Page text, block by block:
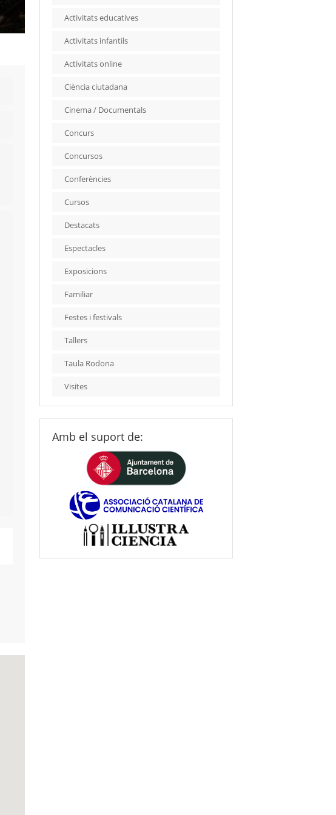
Activitats educatives
Activitats infantils
Activitats online
Ciència ciutadana
Cinema / Documentals
Concurs
Concursos
Conferències
Cursos
Destacats
Espectacles
Exposicions
Familiar
Festes i festivals
Tallers
Taula Rodona
Visites
Amb el suport de: